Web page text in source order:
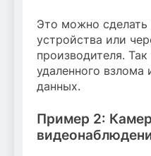
Это можно сделать
устройства или
производителя.
удаленного взлома
данных.
Пример 2: